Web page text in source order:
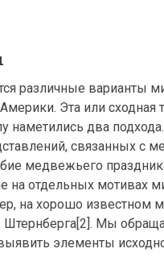
различные варианты
Эта или
наметились два
связанных с
медвежьего
на отдельных мотивах
на хорошо известном
Штернберга[2]. Мы
элементы